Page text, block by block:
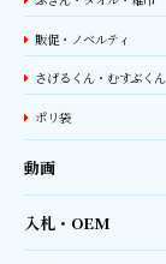
販促・ノベルティ
さげるくん・むすぶくん
ポリ袋
動画
入札・OEM